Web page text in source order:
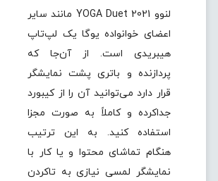
لنوو YOGA Duet 2021 مانند سایر
اعضای خوانواده یوگا یک لپ‌تاپ
هیبریدی است. از آن‌جا که
پردازنده و باتری پشت نمایشگر
قرار دارد می‌توانید آن را از کیبورد
جداکرده و کاملاً به صورت مجزا
استفاده کنید. به این ترتیب
هنگام تماشای محتوا و یا کار با
نمایشگر لمسی نیازی به تاکردن